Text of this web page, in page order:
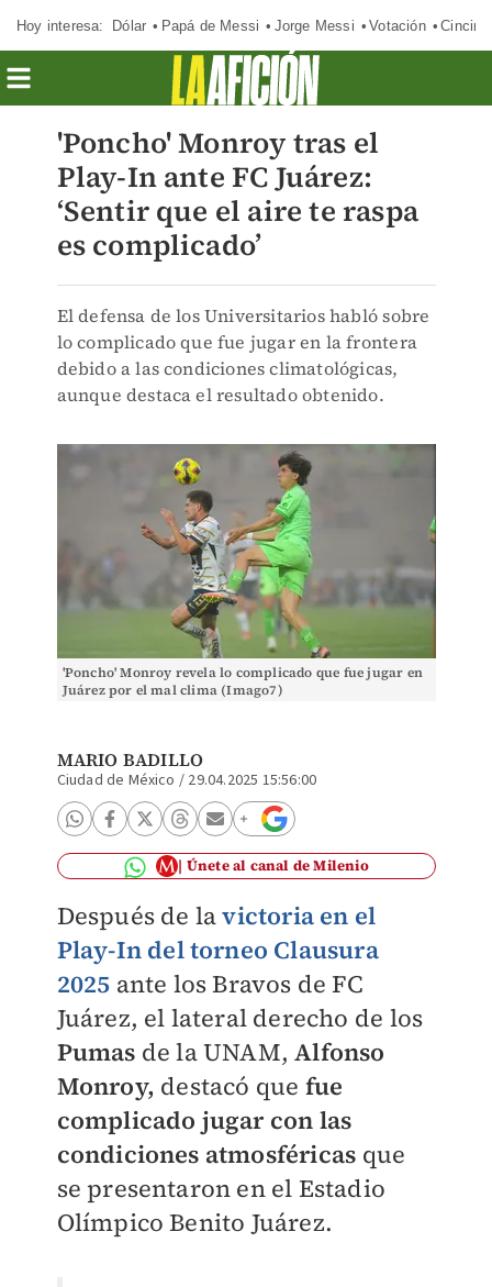
Hoy interesa: Dólar Papá de Messi Jorge Messi Votación
'Poncho' Monroy tras el
Play-In ante FC Juárez:
‘Sentir que el aire te raspa
es complicado’
El defensa de los Universitarios habló sobre
lo complicado que fue jugar en la frontera
debido a las condiciones climatológicas,
aunque destaca el resultado obtenido.
'Poncho' Monroy revela lo complicado que fue jugar en
Juárez por el mal clima (Imago7)
MARIO BADILLO
Ciudad de México / 29.04.2025 15:56:00
Únete al canal de Milenio
Después de lavictoria en el
Play-In del torneo Clausura
2025 ante los Bravos de FC
Juárez, el lateral derecho de los
Pumas de la UNAM,Alfonso
Monroy, destacó que fue
complicado jugar con las
condiciones atmosféricas que
se presentaron en el Estadio
Olímpico Benito Juárez.